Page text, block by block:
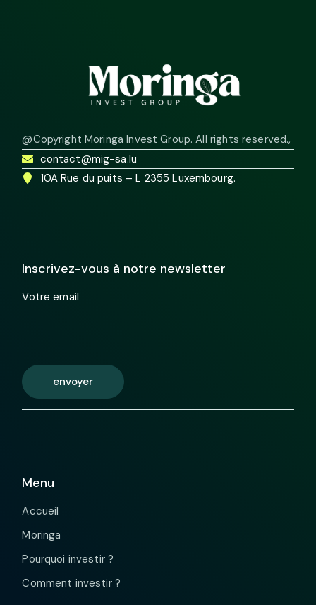
@Copyright Moringa Invest Group. All rights reserved.,
contact@mig-sa.lu
10A Rue du puits – L 2355 Luxembourg.
Inscrivez-vous à notre newsletter
Votre email
envoyer
Menu
Accueil
Moringa
Pourquoi investir ?
Comment investir ?